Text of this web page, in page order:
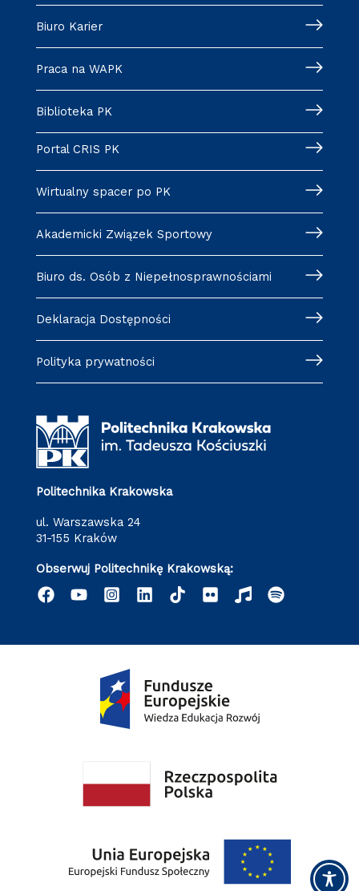
Biuro Karier
Praca na WAPK
Biblioteka PK
Portal CRIS PK
Wirtualny spacer po PK
Akademicki Związek Sportowy
Biuro ds. Osób z Niepełnosprawnościami
Deklaracja Dostępności
Polityka prywatności
Politechnika Krakowska
ul. Warszawska 24
31-155 Kraków
Obserwuj Politechnikę Krakowską: